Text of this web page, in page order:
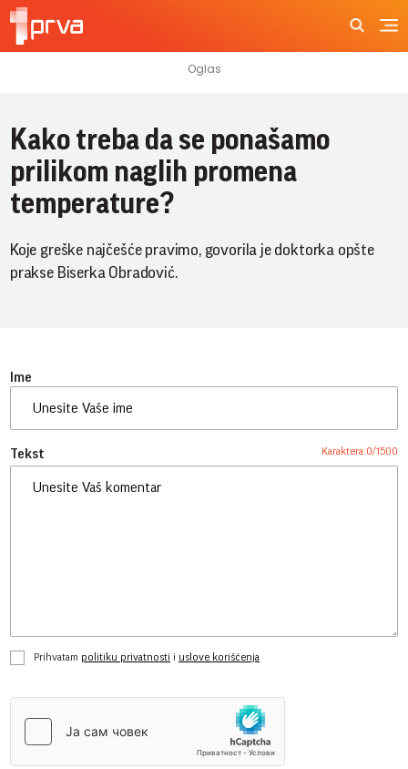
Kako treba da se ponašamo
prilikom naglih promena
temperature?
Koje greške najčešće pravimo, govorila je doktorka opšte
prakse Biserka Obradović.
Ime
Tekst Karaktera:0/1500
Prihvatam politiku privatnosti i uslove korišćenja